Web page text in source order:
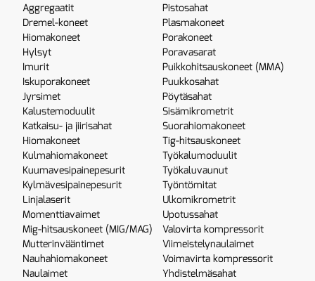
Aggregaatit
Dremel-koneet
Hiomakoneet
Hylsyt
Imurit
Iskuporakoneet
Jyrsimet
Kalustemoduulit
Katkaisu- ja jiirisahat
Hiomakoneet
Kulmahiomakoneet
Kuumavesipainepesurit
Kylmävesipainepesurit
Linjalaserit
Momenttiavaimet
Mig-hitsauskoneet (MIG/MAG)
Mutterinvääntimet
Nauhahiomakoneet
Naulaimet
Pistosahat
Plasmakoneet
Porakoneet
Poravasarat
Puikkohitsauskoneet (MMA)
Puukkosahat
Pöytäsahat
Sisämikrometrit
Suorahiomakoneet
Tig-hitsauskoneet
Työkalumoduulit
Työkaluvaunut
Työntömitat
Ulkomikrometrit
Upotussahat
Valovirta kompressorit
Viimeistelynaulaimet
Voimavirta kompressorit
Yhdistelmäsahat